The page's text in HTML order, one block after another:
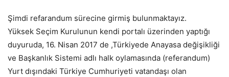
Şimdi refarandum sürecine girmiş bulunmaktayız.
Yüksek Seçim Kurulunun kendi portalı üzerinden yaptığı
duyuruda, 16. Nisan 2017 de ,Türkiyede Anayasa değişikliği
ve Başkanlık Sistemi adlı halk oylamasında (referandum)
Yurt dışındaki Türkiye Cumhuriyeti vatandaşı olan